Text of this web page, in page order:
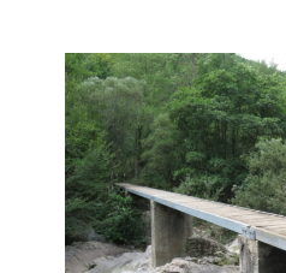
LA
GR11
CON
TIENDA
DE
CAMPAÑA?